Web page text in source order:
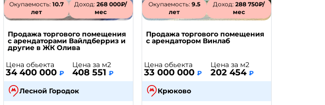
Окупаемость: 10.7
лет
Доход:268 000₽/
мес
Продажа торгового помещения
с арендаторами Вайлдберриз и
другие в ЖК Олива
Цена обьекта
34 400 000 ₽
Цена за м2
408 551 ₽
Лесной Городок
Окупаемость: 9.5
лет
Доход: 288 750₽/
мес
Продажа торгового помещения
с арендатором Винлаб
Цена обьекта
33 000 000 ₽
Цена за м2
202 454 ₽
Крюково